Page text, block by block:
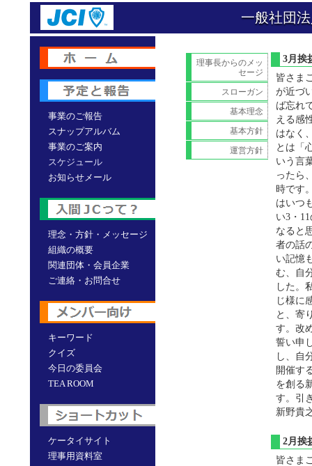
一般社団
事業のご報告
スナップアルバム
事業のご案内
スケジュール
お知らせメール
理念・方針・メッセージ
組織の概要
関連団体・会員企業
ご連絡・お問合せ
キーワード
クイズ
今日の委員会
TEA ROOM
ケータイサイト
理事用資料室
理事長からのメッ
セージ
スローガン
基本理念
基本方針
運営方針
3月
皆さま
が近づ
ば忘れ
える感
はなく
とは「
いう言
ったら
時です
はいつ
い3・
なると
者の話
い記憶
む、自
した。
じ様に
と、寄
す。改
誓い申
し、自
開催す
を創る
す。引
新野貴
2月
皆さま